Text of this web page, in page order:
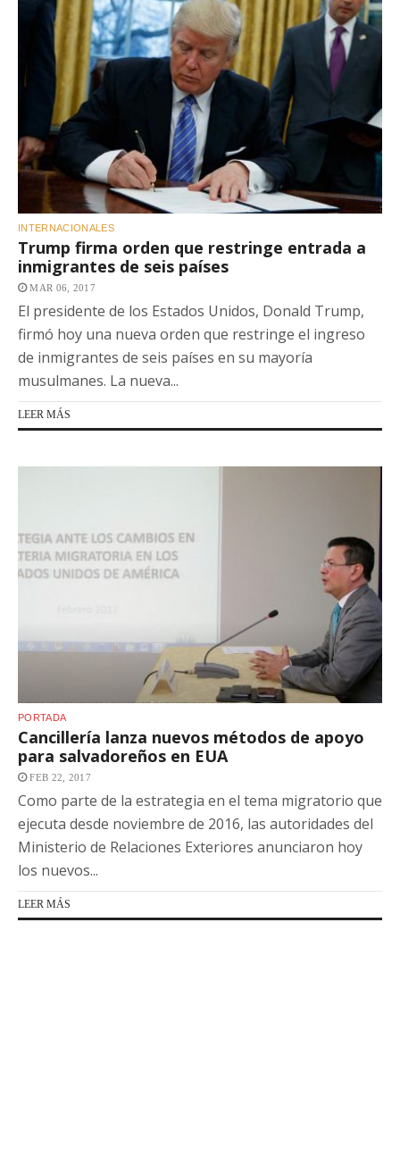
INTERNACIONALES
Trump firma orden que restringe entrada a
inmigrantes de seis países
MAR 06, 2017
El presidente de los Estados Unidos, Donald Trump,
firmó hoy una nueva orden que restringe el ingreso
de inmigrantes de seis países en su mayoría
musulmanes. La nueva...
LEER MÁS
PORTADA
Cancillería lanza nuevos métodos de apoyo
para salvadoreños en EUA
FEB 22, 2017
Como parte de la estrategia en el tema migratorio que
ejecuta desde noviembre de 2016, las autoridades del
Ministerio de Relaciones Exteriores anunciaron hoy
los nuevos...
LEER MÁS